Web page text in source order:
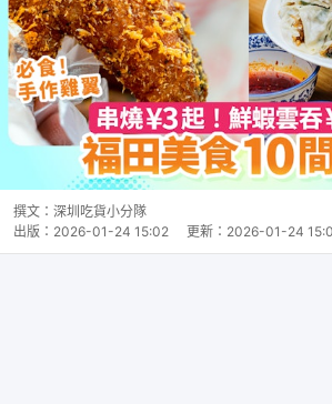
撰文： 深圳吃貨小分隊
出版： 2026-01-24 15:02 更新： 2026-01-24